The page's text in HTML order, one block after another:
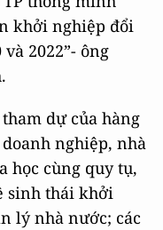
khởi nghiệp đổi
2022”- ông
tham dự của hàng
nghiệp, nhà
học cùng quy tụ,
sinh thái khởi
lý nhà nước; các